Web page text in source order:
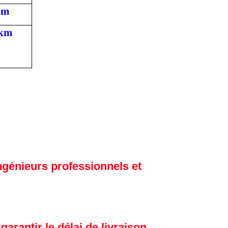
professionnels et